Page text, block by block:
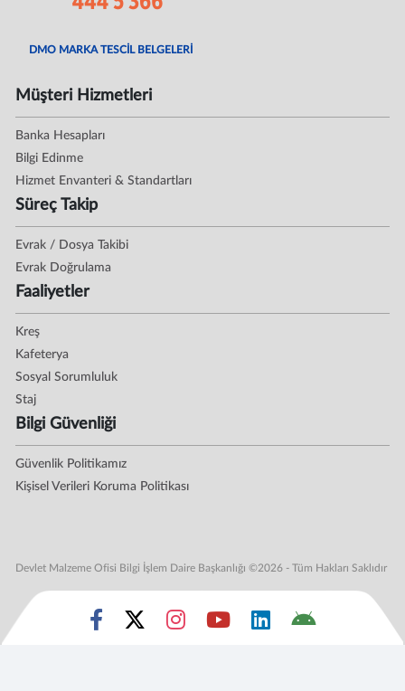
DMO MARKA TESCİL BELGELERİ
Müşteri Hizmetleri
Banka Hesapları
Bilgi Edinme
Hizmet Envanteri & Standartları
Süreç Takip
Evrak / Dosya Takibi
Evrak Doğrulama
Faaliyetler
Kreş
Kafeterya
Sosyal Sorumluluk
Staj
Bilgi Güvenliği
Güvenlik Politikamız
Kişisel Verileri Koruma Politikası
Devlet Malzeme Ofisi Bilgi İşlem Daire Başkanlığı ©2026 - Tüm Hakları Saklıdır